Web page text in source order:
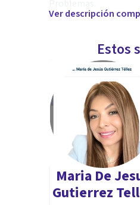
Entre mis aptitudes
campo de la
Ver descripción
Estos
Maria De
Gutierrez